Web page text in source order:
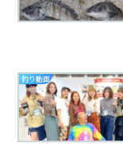
釣り動画